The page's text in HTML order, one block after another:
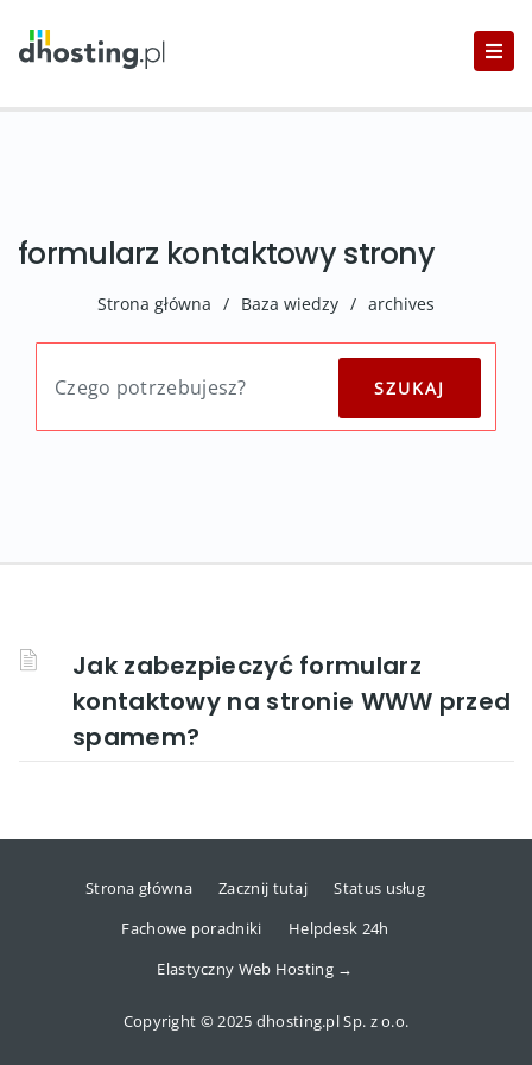
formularz kontaktowy strony
Strona główna / Baza wiedzy / archives
Jak zabezpieczyć formularz
kontaktowy na stronie WWW przed
spamem?
Strona główna Zacznij tutaj
Status usług
Fachowe poradniki
Helpdesk 24h
Elastyczny Web Hosting →
Copyright © 2025 dhosting.pl Sp. z o.o.